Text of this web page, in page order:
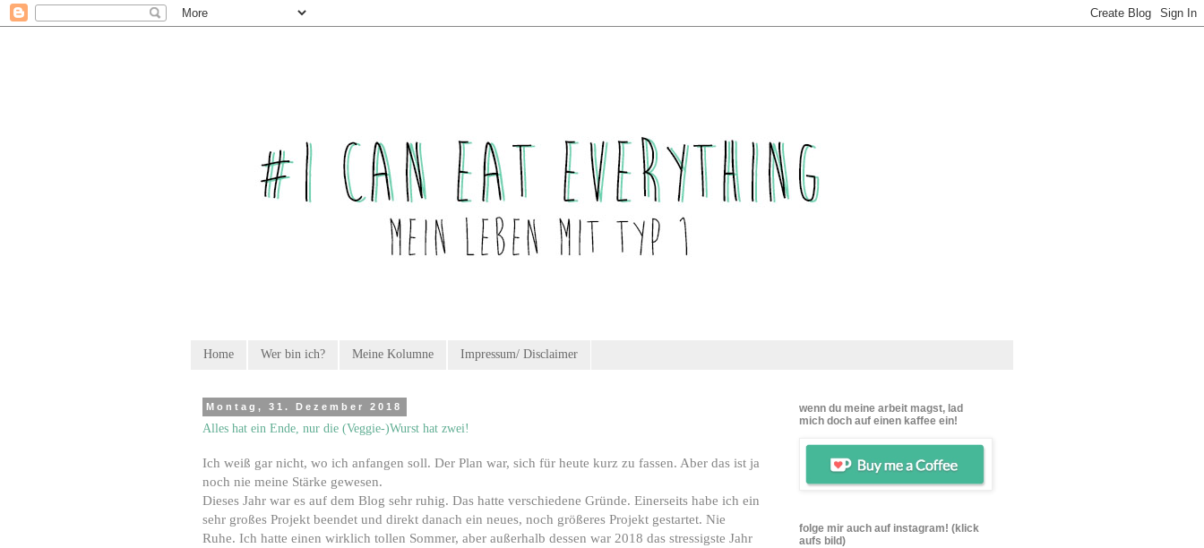
Home Wer bin ich? Meine Kolumne Impressum/ Disclaimer
Montag, 31. Dezember 2018
Alles hat ein Ende, nur die (Veggie-)Wurst hat zwei!
Ich weiß gar nicht, wo ich anfangen soll. Der Plan war, sich für heute kurz zu fassen. Aber das ist ja
noch nie meine Stärke gewesen.
Dieses Jahr war es auf dem Blog sehr ruhig. Das hatte verschiedene Gründe. Einerseits habe ich ein
sehr großes Projekt beendet und direkt danach ein neues, noch größeres Projekt gestartet. Nie
Ruhe. Ich hatte einen wirklich tollen Sommer, aber außerhalb dessen war 2018 das stressigste Jahr
wenn du meine arbeit magst, lad
mich doch auf einen kaffee ein!
folge mir auch auf instagram! (klick
aufs bild)